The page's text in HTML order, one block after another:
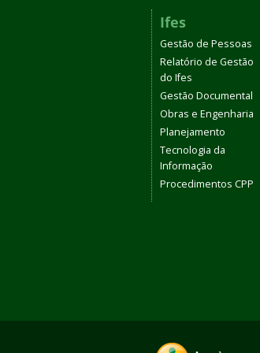
Ifes
Gestão de Pessoas
Relatório de Gestão
do Ifes
Gestão Documental
Obras e Engenharia
Planejamento
Tecnologia da
Informação
Procedimentos CPP